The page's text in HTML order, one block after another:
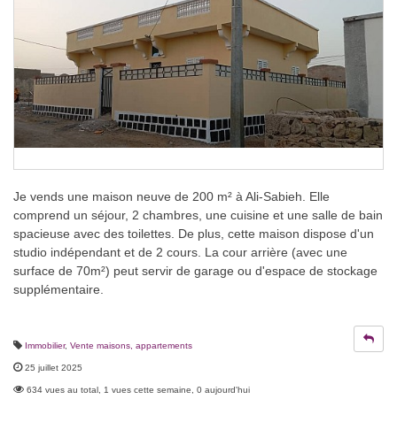
Je vends une maison neuve de 200 m² à Ali-Sabieh. Elle
comprend un séjour, 2 chambres, une cuisine et une salle de bain
spacieuse avec des toilettes. De plus, cette maison dispose d'un
studio indépendant et de 2 cours. La cour arrière (avec une
surface de 70m²) peut servir de garage ou d'espace de stockage
supplémentaire.
Immobilier, Vente maisons, appartements
25 juillet 2025
634 vues au total, 1 vues cette semaine, 0 aujourd'hui